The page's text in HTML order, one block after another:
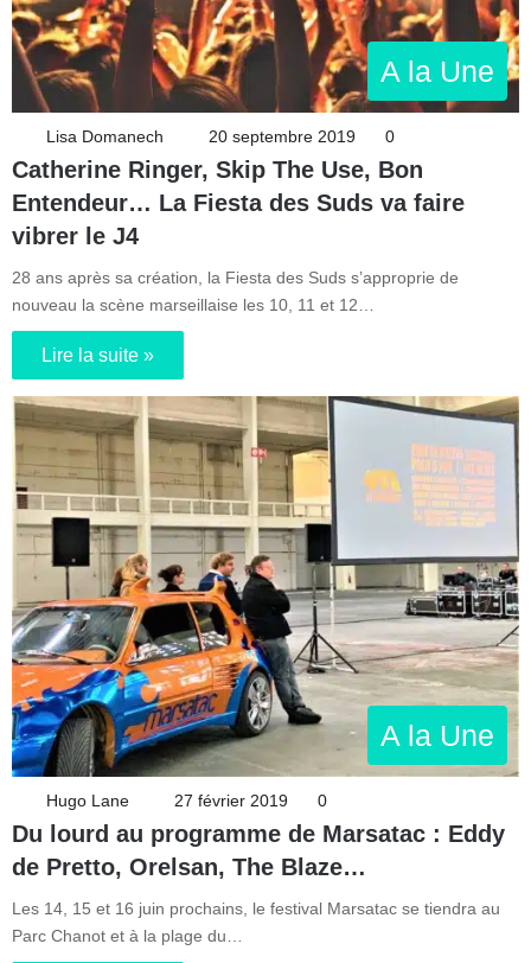
A la Une
Lisa Domanech 20 septembre 2019 0
Catherine Ringer, Skip The Use, Bon
Entendeur… La Fiesta des Suds va faire
vibrer le J4
28 ans après sa création, la Fiesta des Suds s’approprie de
nouveau la scène marseillaise les 10, 11 et 12…
Lire la suite »
A la Une
Hugo Lane 27 février 2019 0
Du lourd au programme de Marsatac : Eddy
de Pretto, Orelsan, The Blaze…
Les 14, 15 et 16 juin prochains, le festival Marsatac se tiendra au
Parc Chanot et à la plage du…